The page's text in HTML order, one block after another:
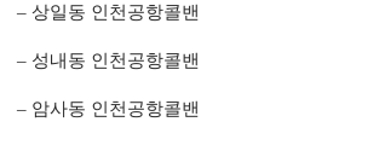
– 상일동 인천공항콜밴
– 성내동 인천공항콜밴
– 암사동 인천공항콜밴